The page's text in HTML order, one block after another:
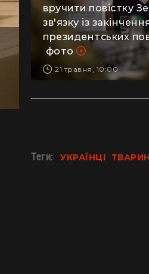
вручити повістку
зв'язку із
президентських
фото
21 травня, 10:00
Теги: УКРАЇНЦІ